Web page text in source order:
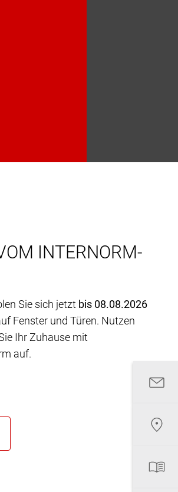
INTERNORM-
Sie sich jetzt bis 08.08.2026
Fenster und Türen. Nutzen
Ihr Zuhause mit
auf.